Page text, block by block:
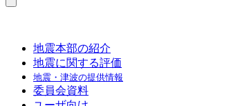
地震本部の紹介
地震に関する評価
地震・津波の提供情報
委員会資料